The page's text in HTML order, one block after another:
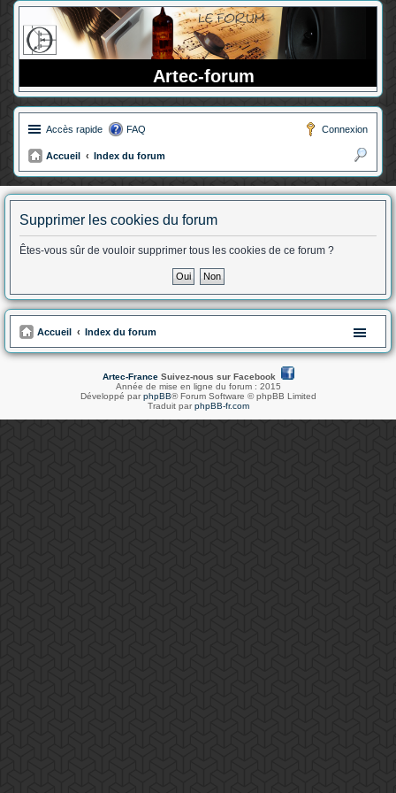
Artec-forum
Accès rapide FAQ Connexion
Accueil
Index du forum
ec
her
Supprimer les cookies du forum
Êtes-vous sûr de vouloir supprimer tous les cookies de ce forum ?
Accueil Index du forum
Artec-FranceSuivez-nous sur Facebook
Année de mise en ligne du forum : 2015
Développé par phpBB® Forum Software © phpBB Limited
Traduit par phpBB-fr.com